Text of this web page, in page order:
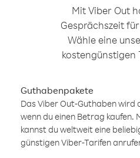
Mit Viber Out
Gesprächszeit
Wähle eine
kostengünstigen
Guthabenpakete
Das Viber Out-Guthaben wird
wenn du einen Betrag kaufen.
kannst du weltweit eine
günstigen Viber-Tarifen